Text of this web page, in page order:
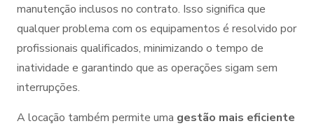
manutenção inclusos no contrato. Isso significa que
qualquer problema com os equipamentos é resolvido por
profissionais qualificados, minimizando o tempo de
inatividade e garantindo que as operações sigam sem
interrupções.
A locação também permite uma gestão mais eficiente